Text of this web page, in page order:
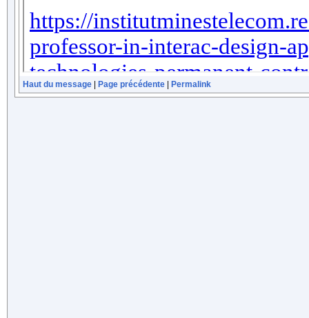
Haut du message Page précédente Permalink